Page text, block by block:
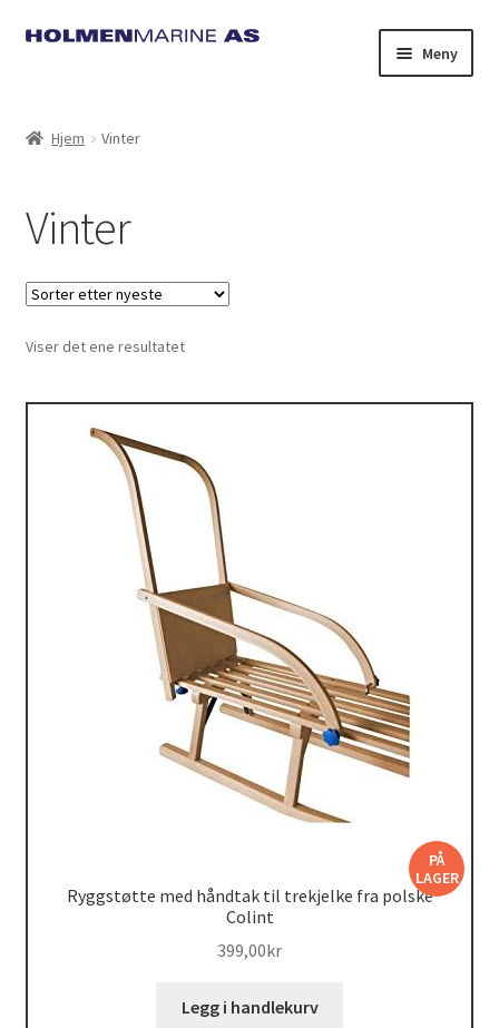
Hopp
Hopp
Meny
Hjem Vinter
Vinter
Viser det ene resultatet
PÅ
LAGER
Ryggstøtte med håndtak til trekjelke fra polske
Colint
399,00kr
Legg i handlekurv